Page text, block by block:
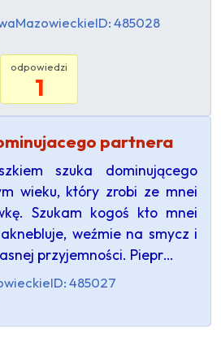
MazowieckieID: 485028
odpowiedzi
1
partnera
szuka dominującego
wieku, który zrobi ze mnei
Szukam kogoś kto mnei
weźmie na smycz i
przyjemności. Piepr…
ID: 485027